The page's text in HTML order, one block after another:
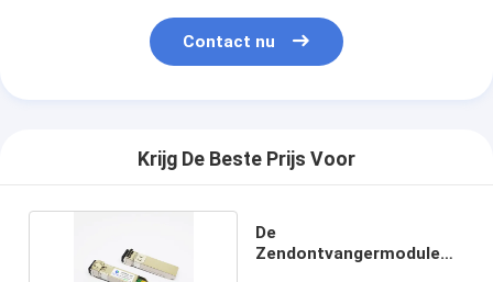
Contact nu
Krijg De Beste Prijs Voor
De
Zendontvangermodule